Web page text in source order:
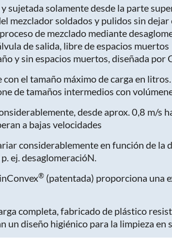
sujetada solamente desde la parte
mezclador soldados y pulidos sin
de mezclado mediante
de salida, libre de espacios muertos
y sin espacios muertos, diseñada por
el tamaño máximo de carga en
de tamaños intermedios con
desde aprox. 0,8 m/s
a bajas velocidades
considerablemente en función de la
ej. desaglomeracióN.
® (patentada) proporciona una
completa, fabricado de plástico
un diseño higiénico para la limpieza en